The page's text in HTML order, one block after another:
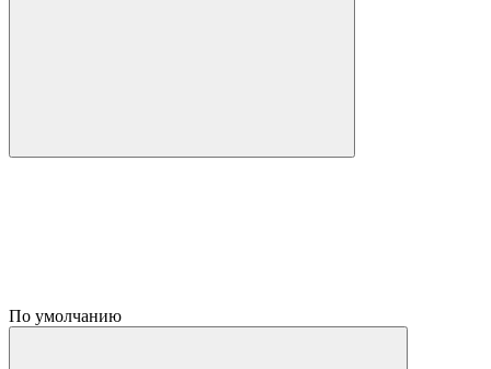
По умолчанию